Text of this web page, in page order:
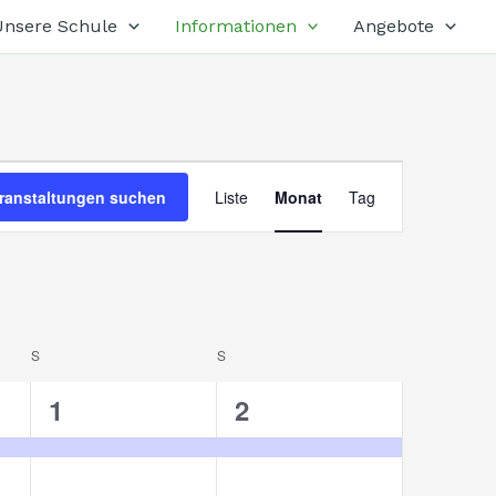
Schule Informationen Angebote
suchen
Ansichten-
Navigation
Liste Monat Tag
S S
1
Veranstaltung,
1
1
Veranstaltung,
2